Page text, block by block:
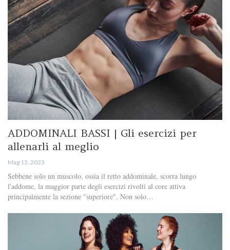
ADDOMINALI BASSI | Gli esercizi per
allenarli al meglio
Mag 13, 2023
Sebbene solo un muscolo, ossia il retto addominale, scorra lungo
l'addome, la maggior parte degli esercizi rivolti al core attiva
principalmente la sezione "superiore". Non solo…